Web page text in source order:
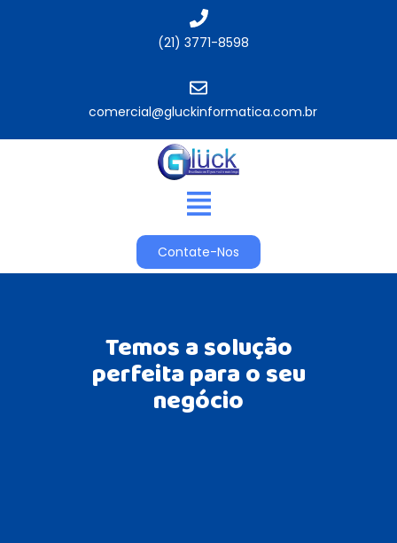
(21) 3771-8598
comercial@gluckinformatica.com.br​
Contate-Nos
Temos a solução
perfeita para o seu
negócio